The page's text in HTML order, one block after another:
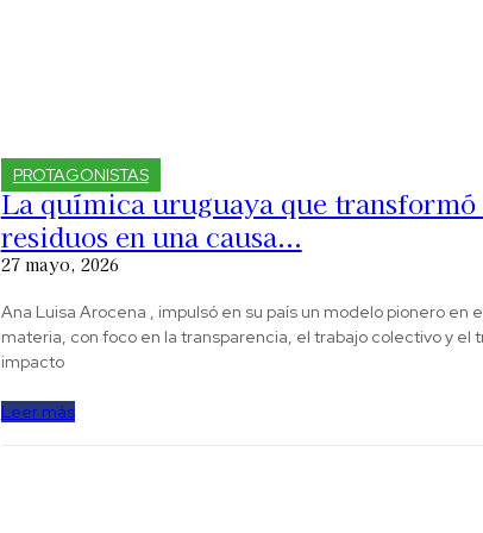
PROTAGONISTAS
La química uruguaya que transformó
residuos en una causa...
27 mayo, 2026
Ana Luisa Arocena , impulsó en su país un modelo pionero en
materia, con foco en la transparencia, el trabajo colectivo y el
impacto
Leer más